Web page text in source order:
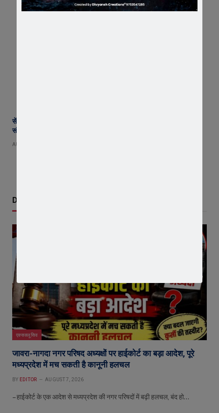
सेंट पॉल्स कॉन्वेंट स्कूल में छात्र परिषद का शपथ ग्रहण समारोह गरिमामय माहौल में
संपन्न
AUGUST 5, 2026
Don't Miss
एक्सक्लूसिव
जावरा-नागदा नगर परिषद अध्यक्षों पर हाईकोर्ट का बड़ा आदेश, पूरे
मध्यप्रदेश में मच सकती है कानूनी हलचल
BY EDITOR AUGUST 7, 2026
– हाईकोर्ट के एक आदेश से मध्यप्रदेश की नगर परिषदों में बढ़ी हलचल, बंद हो…